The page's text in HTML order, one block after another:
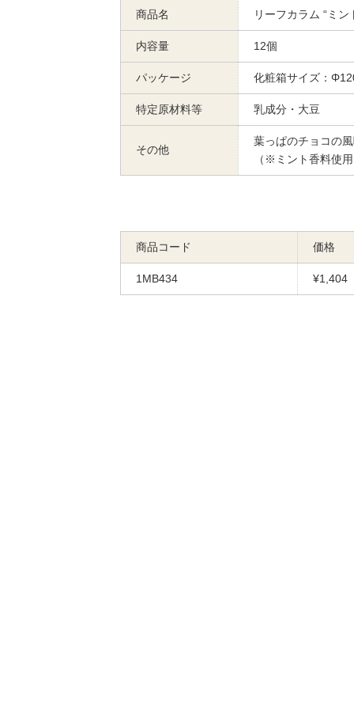
商品名 リーフカラム “ミ
内容量 12個
パッケージ 化粧箱サイズ：
特定原材料等 乳成分・大豆
その他
葉っぱのチョコの
（※ミント香料使
商品コード 価格
1MB434 ¥1,404